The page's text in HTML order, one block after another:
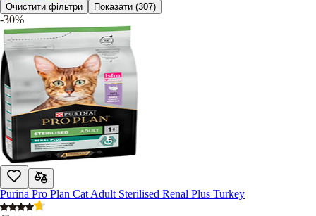
Очистити фільтри Показати (307)
-30%
Purina Pro Plan Cat Adult Sterilised Renal Plus Turkey